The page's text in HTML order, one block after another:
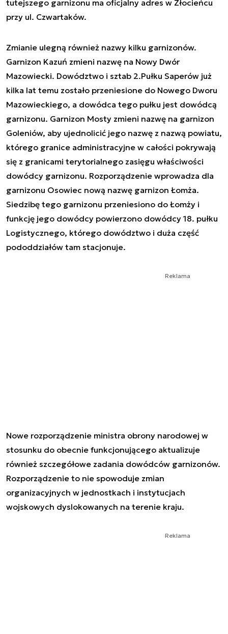
tutejszego garnizonu ma oficjalny adres w Złocieńcu
przy ul. Czwartaków.
Zmianie ulegną również nazwy kilku garnizonów.
Garnizon Kazuń zmieni nazwę na Nowy Dwór
Mazowiecki. Dowództwo i sztab 2.Pułku Saperów już
kilka lat temu zostało przeniesione do Nowego Dworu
Mazowieckiego, a dowódca tego pułku jest dowódcą
garnizonu. Garnizon Mosty zmieni nazwę na garnizon
Goleniów, aby ujednolicić jego nazwę z nazwą powiatu,
którego granice administracyjne w całości pokrywają
się z granicami terytorialnego zasięgu właściwości
dowódcy garnizonu. Rozporządzenie wprowadza dla
garnizonu Osowiec nową nazwę garnizon Łomża.
Siedzibę tego garnizonu przeniesiono do Łomży i
funkcję jego dowódcy powierzono dowódcy 18. pułku
Logistycznego, którego dowództwo i duża część
pododdziałów tam stacjonuje.
Reklama
Nowe rozporządzenie ministra obrony narodowej w
stosunku do obecnie funkcjonującego aktualizuje
również szczegółowe zadania dowódców garnizonów.
Rozporządzenie to nie spowoduje zmian
organizacyjnych w jednostkach i instytucjach
wojskowych dyslokowanych na terenie kraju.
Reklama